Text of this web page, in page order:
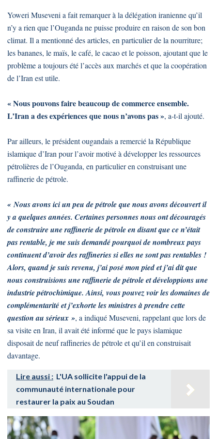
Yoweri Museveni a fait remarquer à la délégation iranienne qu’il
n’y a rien que l’Ouganda ne puisse produire en raison de son bon
climat. Il a mentionné des articles, en particulier de la nourriture;
les bananes, le maïs, le café, le cacao et le poisson, ajoutant que le
problème a toujours été l’accès aux marchés et que la coopération
de l’Iran est utile.
« Nous pouvons faire beaucoup de commerce ensemble.
L’Iran a des expériences que nous n’avons pas », a-t-il ajouté.
Par ailleurs, le président ougandais a remercié la République
islamique d’Iran pour l’avoir motivé à développer les ressources
pétrolières de l’Ouganda, en particulier en construisant une
raffinerie de pétrole.
« Nous avons ici un peu de pétrole que nous avons découvert il
y a quelques années. Certaines personnes nous ont découragés
de construire une raffinerie de pétrole en disant que ce n’était
pas rentable, je me suis demandé pourquoi de nombreux pays
continuent d’avoir des raffineries si elles ne sont pas rentables !
Alors, quand je suis revenu, j’ai posé mon pied et j’ai dit que
nous construisions une raffinerie de pétrole et développions une
industrie pétrochimique. Ainsi, vous pouvez voir les domaines de
complémentarité et j’exhorte les ministres à prendre cette
question au sérieux », a indiqué Museveni, rappelant que lors de
sa visite en Iran, il avait été informé que le pays islamique
disposait de neuf raffineries de pétrole et qu’il en construisait
davantage.
Lire aussi : L'UA sollicite l'appui de la
communauté internationale pour
restaurer la paix au Soudan